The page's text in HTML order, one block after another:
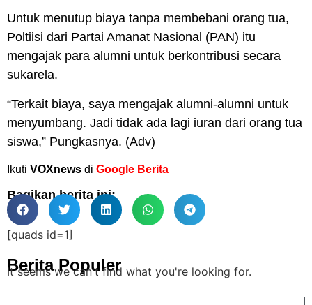
Untuk menutup biaya tanpa membebani orang tua,
Poltiisi dari Partai Amanat Nasional (PAN) itu
mengajak para alumni untuk berkontribusi secara
sukarela.
“Terkait biaya, saya mengajak alumni-alumni untuk
menyumbang. Jadi tidak ada lagi iuran dari orang tua
siswa,” Pungkasnya. (Adv)
Ikuti VOXnews di Google Berita
Bagikan berita ini:
[quads id=1]
Berita Populer
It seems we can't find what you're looking for.